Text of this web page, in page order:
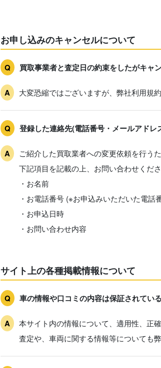
お申し込みのキャンセルについて
買取事業者と査定日の約束をしたがキャ
大変恐縮ではございますが、弊社利用規
登録した連絡先(電話番号・メールアドレ
ご紹介した買取業者への変更依頼を行う
下記項目を記載の上、お問い合わせくださ
・お名前
・お電話番号 (※お申込みいただいた電話
・お申込日時
・お問い合わせ内容
サイト上の各種掲載情報について
車の情報や口コミの内容は保証されてい
本サイト内の情報について、適用性、正
査定や、車両に関する情報等についても